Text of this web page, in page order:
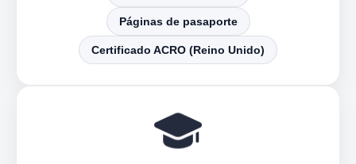
Páginas de pasaporte
Certificado ACRO (Reino Unido)